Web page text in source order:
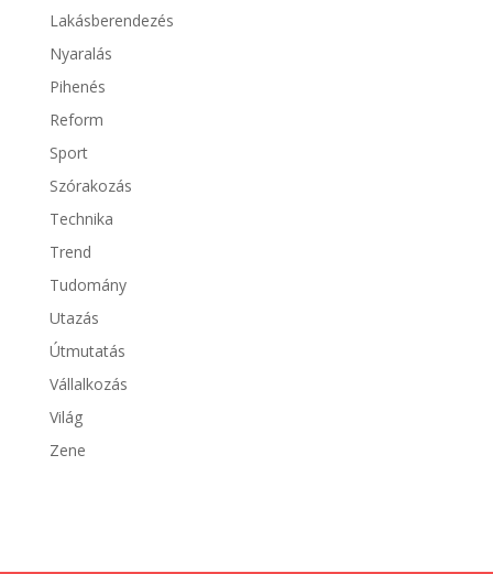
Lakásberendezés
Nyaralás
Pihenés
Reform
Sport
Szórakozás
Technika
Trend
Tudomány
Utazás
Útmutatás
Vállalkozás
Világ
Zene